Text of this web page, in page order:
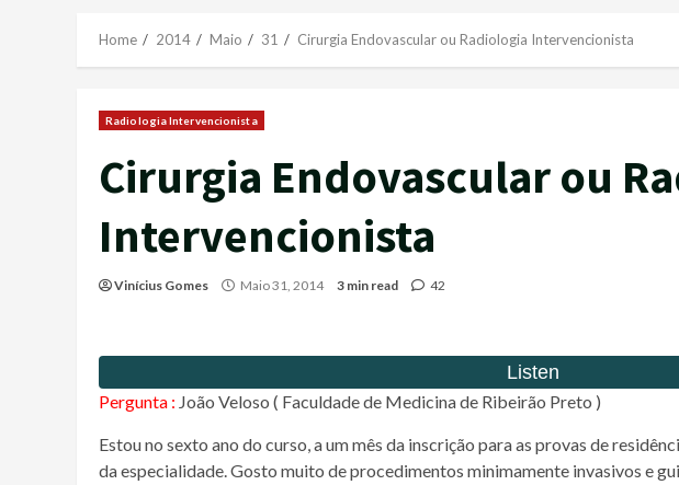
Home 2014 Maio 31 Cirurgia Endovascular ou Radiologia Intervencionista
Radiologia Intervencionista
Cirurgia Endovascular ou
Intervencionista
Vinícius Gomes Maio 31, 2014 3 min read 42
Pergunta : João Veloso ( Faculdade de Medicina de Ribeirão Preto )
Estou no sexto ano do curso, a um mês da inscrição para as provas de
da especialidade. Gosto muito de procedimentos minimamente invasivos e